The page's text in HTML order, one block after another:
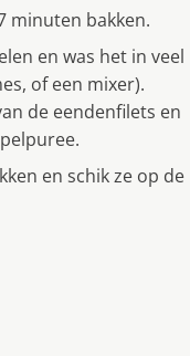
minuten bakken.
en was het in veel
of een mixer).
de eendenfilets en
en schik ze op de